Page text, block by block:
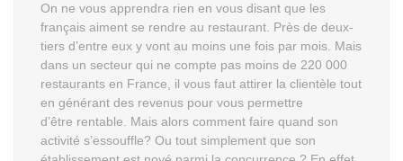
On ne vous apprendra rien en vous disant que les
français aiment se rendre au restaurant. Près de deux-
tiers d’entre eux y vont au moins une fois par mois. Mais
dans un secteur qui ne compte pas moins de 220 000
restaurants en France, il vous faut attirer la clientèle tout
en générant des revenus pour vous permettre
d’être rentable. Mais alors comment faire quand son
activité s’essouffle? Ou tout simplement que son